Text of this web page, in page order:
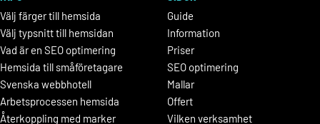
Välj färger till hemsida
Välj typsnitt till hemsidan
Vad är en SEO optimering
Hemsida till småföretagare
Svenska webbhotell
Arbetsprocessen hemsida
Återkoppling med marker
Guide
Information
Priser
SEO optimering
Mallar
Offert
Vilken verksamhet